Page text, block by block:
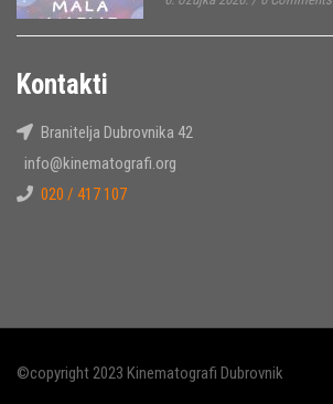
Kontakti
Branitelja Dubrovnika 42
info@kinematografi.org
020 / 417 107
©copyright 2023 Kinematografi Dubrovnik